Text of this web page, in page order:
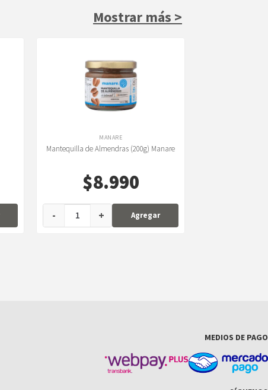
Mostrar más >
MANARE
Mantequilla de Almendras (200g) Manare
$8.990
- + Agregar
MEDIOS DE PAGO